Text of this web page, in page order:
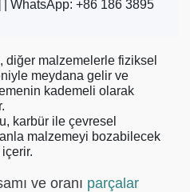
| WhatsApp: +86 186 3895
diğer malzemelerle fiziksel
meydana gelir ve
kademeli olarak
karbür ile çevresel
malzemeyi bozabilecek
ve oranı parçalar